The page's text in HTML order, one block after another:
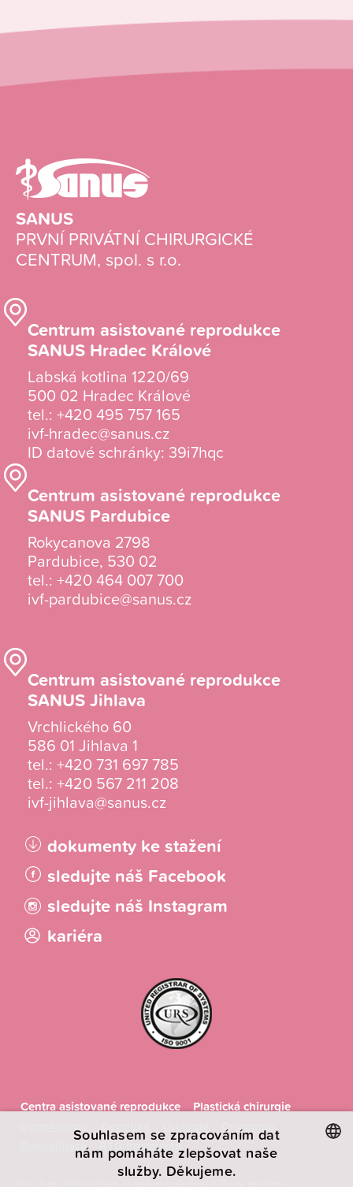
SANUS
PRVNÍ PRIVÁTNÍ CHIRURGICKÉ
CENTRUM, spol. s r.o.
Centrum asistované reprodukce
SANUS Hradec Králové
Labská kotlina 1220/69
500 02 Hradec Králové
tel.: +420 495 757 165
ivf-hradec@sanus.cz
ID datové schránky: 39i7hqc
Centrum asistované reprodukce
SANUS Pardubice
Rokycanova 2798
Pardubice, 530 02
tel.: +420 464 007 700
ivf-pardubice@sanus.cz
Centrum asistované reprodukce
SANUS Jihlava
Vrchlického 60
586 01 Jihlava 1
tel.: +420 731 697 785
tel.: +420 567 211 208
ivf-jihlava@sanus.cz
dokumenty ke stažení
sledujte náš Facebook
sledujte náš Instagram
kariéra
Centra asistované reprodukce
Plastická chirurgie
Ortopedie
Rehabilitace
RTG pracoviště
Toto jsou internetové stránky společnosti První privátní
Souhlasem se zpracováním dat
nám pomáháte zlepšovat naše
služby. Děkujeme.